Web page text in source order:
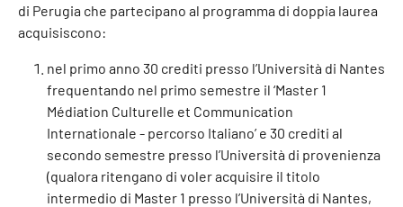
di Perugia che partecipano al programma di doppia laurea
acquisiscono:
nel primo anno 30 crediti presso l’Università di Nantes
frequentando nel primo semestre il ‘Master 1
Médiation Culturelle et Communication
Internationale - percorso Italiano’ e 30 crediti al
secondo semestre presso l’Università di provenienza
(qualora ritengano di voler acquisire il titolo
intermedio di Master 1 presso l’Università di Nantes,